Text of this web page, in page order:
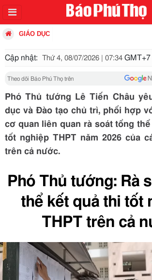
GIÁO DỤC
Cập nhật: Thứ 4, 08/07/2026 | 07:34 GMT+7
Theo dõi Báo Phú Thọ trên
Phó Thủ tướng Lê Tiến Châu
dục và Đào tạo chủ trì, phối hợp
cơ quan liên quan rà soát tổng
tốt nghiệp THPT năm 2026 của
trên cả nước.
Phó Thủ tướng: Rà
thể kết quả thi tốt
THPT trên cả